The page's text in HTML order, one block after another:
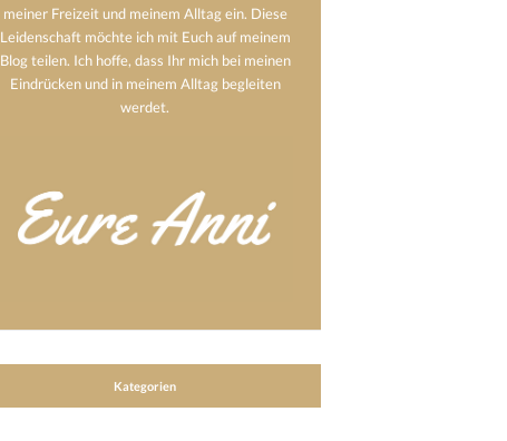
meiner Freizeit und meinem Alltag ein. Diese
Leidenschaft möchte ich mit Euch auf meinem
Blog teilen. Ich hoffe, dass Ihr mich bei meinen
Eindrücken und in meinem Alltag begleiten
werdet.
Kategorien